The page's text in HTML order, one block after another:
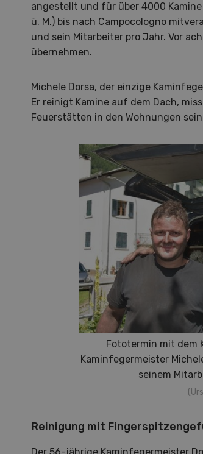
angestellt und für über 4000
ü. M.) bis nach Campocologno
und sein Mitarbeiter pro Jahr. Vor
übernehmen.
Michele Dorsa, der einzige
Er reinigt Kamine auf dem Dach,
Feuerstätten in den Wohnungen
Fototermin mit dem
Kaminfegermeister
seinem
Reinigung mit